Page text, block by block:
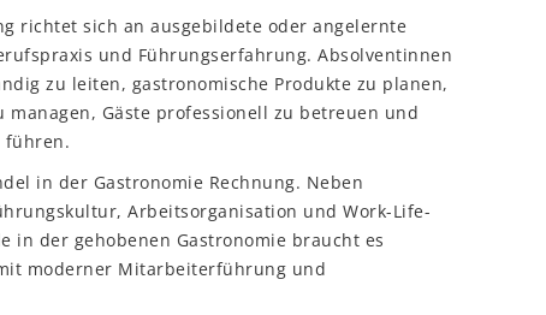
richtet sich an ausgebildete oder angelernte
und Führungserfahrung. Absolventinnen
zu leiten, gastronomische Produkte zu planen,
Gäste professionell zu betreuen und
führen.
in der Gastronomie Rechnung. Neben
Arbeitsorganisation und Work-Life-
in der gehobenen Gastronomie braucht es
moderner Mitarbeiterführung und